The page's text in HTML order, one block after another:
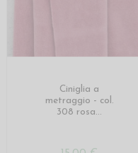
Ciniglia a
metraggio - col.
308 rosa...